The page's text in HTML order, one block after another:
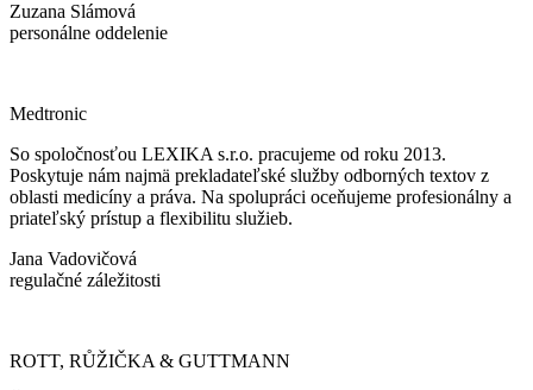
Zuzana Slámová
personálne oddelenie
Medtronic
So spoločnosťou LEXIKA s.r.o. pracujeme od roku 2013.
Poskytuje nám najmä prekladateľské služby odborných textov z
oblasti medicíny a práva. Na spolupráci oceňujeme profesionálny a
priateľský prístup a flexibilitu služieb.
Jana Vadovičová
regulačné záležitosti
ROTT, RŮŽIČKA & GUTTMANN